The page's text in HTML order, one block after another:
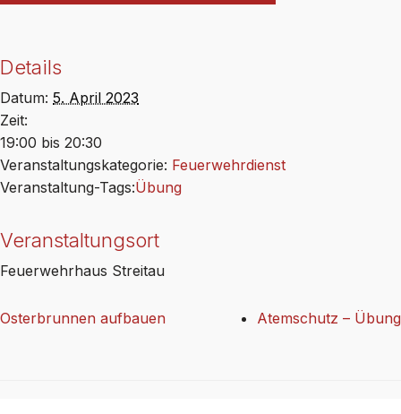
Details
Datum: 5. April 2023
Zeit:
19:00 bis 20:30
Veranstaltungskategorie: Feuerwehrdienst
Veranstaltung-Tags:Übung
Veranstaltungsort
Feuerwehrhaus Streitau
Osterbrunnen aufbauen Atemschutz – Übung